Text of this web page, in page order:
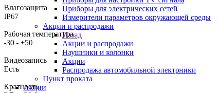
Приборы для электрических сетей
Измерители параметров окружающей среды
Акции и распродажи
Назад
Акции и распродажи
Наушники и колонки
Акции
Распродажа автомобильной электрники
Пункт проката
Акции
Влагозащита
IP67
Рабочая температура
-30 - +50
Видеозапись
Есть
Кратность